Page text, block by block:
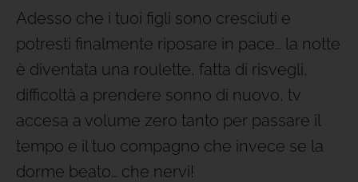
Adesso che i tuoi figli sono cresciuti e
potresti finalmente riposare in pace… la notte
è diventata una roulette, fatta di risvegli,
difficoltà a prendere sonno di nuovo, tv
accesa a volume zero tanto per passare il
tempo e il tuo compagno che invece se la
dorme beato… che nervi!